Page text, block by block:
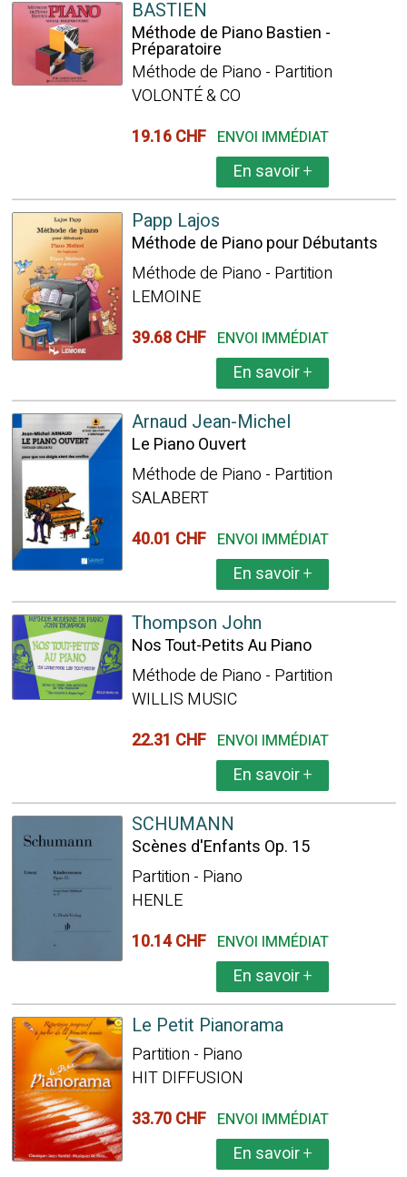
BASTIEN
Méthode de Piano Bastien -
Préparatoire
Méthode de Piano - Partition
VOLONTÉ & CO
19.16 CHF ENVOI IMMÉDIAT
En savoir+
Papp Lajos
Méthode de Piano pour Débutants
Méthode de Piano - Partition
LEMOINE
39.68 CHF ENVOI IMMÉDIAT
En savoir+
Arnaud Jean-Michel
Le Piano Ouvert
Méthode de Piano - Partition
SALABERT
40.01 CHF ENVOI IMMÉDIAT
En savoir+
Thompson John
Nos Tout-Petits Au Piano
Méthode de Piano - Partition
WILLIS MUSIC
22.31 CHF ENVOI IMMÉDIAT
En savoir+
SCHUMANN
Scènes d'Enfants Op. 15
Partition - Piano
HENLE
10.14 CHF ENVOI IMMÉDIAT
En savoir+
Le Petit Pianorama
Partition - Piano
HIT DIFFUSION
33.70 CHF ENVOI IMMÉDIAT
En savoir+